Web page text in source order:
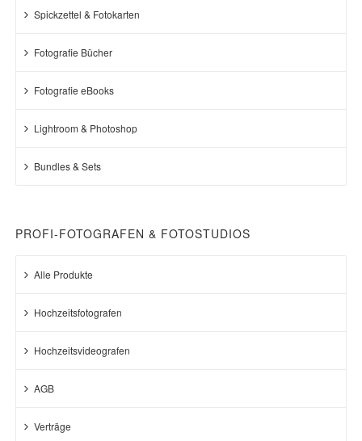
Spickzettel & Fotokarten
Fotografie Bücher
Fotografie eBooks
Lightroom & Photoshop
Bundles & Sets
PROFI-FOTOGRAFEN & FOTOSTUDIOS
Alle Produkte
Hochzeitsfotografen
Hochzeitsvideografen
AGB
Verträge